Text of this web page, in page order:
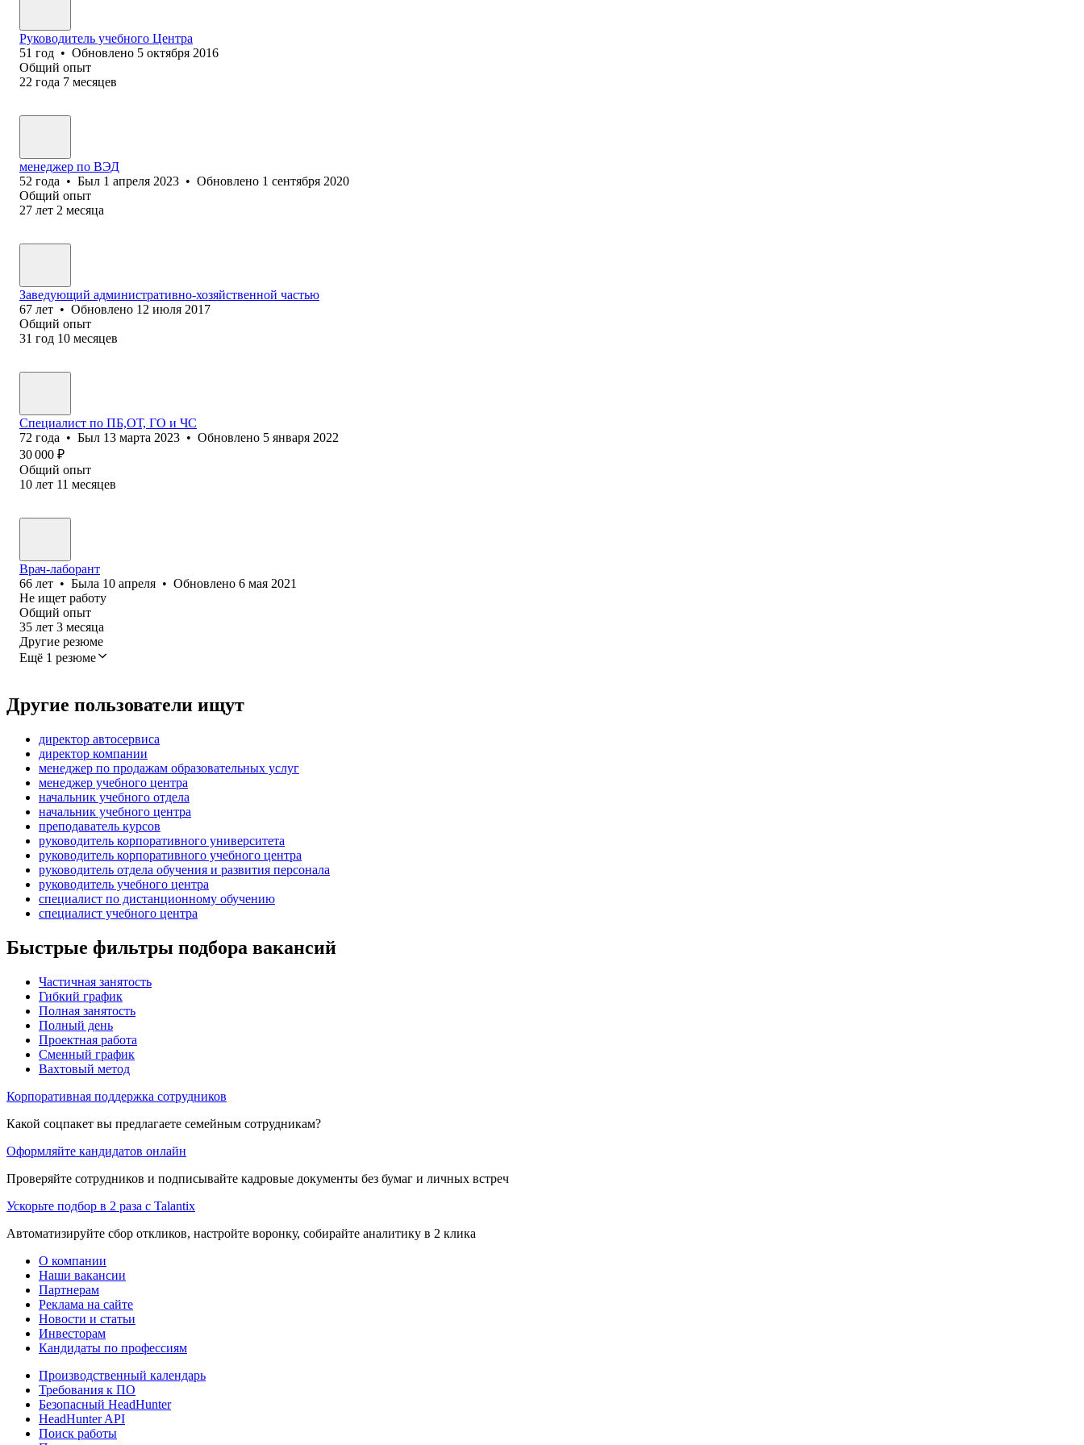
Руководитель учебного Центра
51 год • Обновлено 5 октября 2016
Общий опыт
22 года 7 месяцев
менеджер по ВЭД
52 года • Был 1 апреля 2023 • Обновлено 1 сентября 2020
Общий опыт
27 лет 2 месяца
Заведующий административно-хозяйственной частью
67 лет • Обновлено 12 июля 2017
Общий опыт
31 год 10 месяцев
Специалист по ПБ,ОТ, ГО и ЧС
72 года • Был 13 марта 2023 • Обновлено 5 января 2022
30 000 ₽
Общий опыт
10 лет 11 месяцев
Врач-лаборант
66 лет • Была 10 апреля • Обновлено 6 мая 2021
Не ищет работу
Общий опыт
35 лет 3 месяца
Другие резюме
Ещё 1 резюме
Другие пользователи ищут
директор автосервиса
директор компании
менеджер по продажам образовательных услуг
менеджер учебного центра
начальник учебного отдела
начальник учебного центра
преподаватель курсов
руководитель корпоративного университета
руководитель корпоративного учебного центра
руководитель отдела обучения и развития персонала
руководитель учебного центра
специалист по дистанционному обучению
специалист учебного центра
Быстрые фильтры подбора вакансий
Частичная занятость
Гибкий график
Полная занятость
Полный день
Проектная работа
Сменный график
Вахтовый метод
Корпоративная поддержка сотрудников
Какой соцпакет вы предлагаете семейным сотрудникам?
Оформляйте кандидатов онлайн
Проверяйте сотрудников и подписывайте кадровые документы без бумаг и личных встреч
Ускорьте подбор в 2 раза с Talantix
Автоматизируйте сбор откликов, настройте воронку, собирайте аналитику в 2 клика
О компании
Наши вакансии
Партнерам
Реклама на сайте
Новости и статьи
Инвесторам
Кандидаты по профессиям
Производственный календарь
Требования к ПО
Безопасный HeadHunter
HeadHunter API
Поиск работы